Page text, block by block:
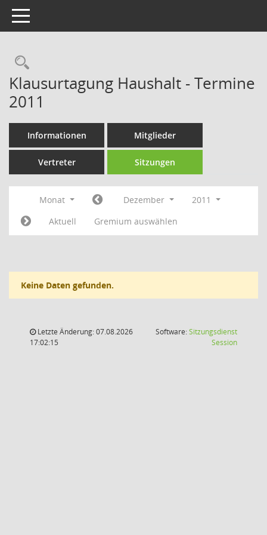
Toggle navigation
Rechercheauswahl
Klausurtagung Haushalt - Termine
2011
Informationen Mitglieder
Vertreter Sitzungen
Monat Dezember
2011
Aktuell
Gremium auswählen
Keine Daten gefunden.
Letzte Änderung: 07.08.2026
17:02:15
Software:Sitzungsdienst
Session(Wird in